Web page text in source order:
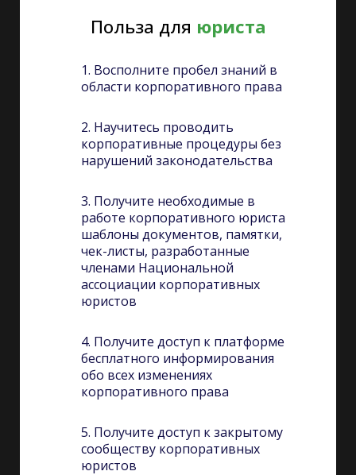
Польза для юриста
1. Восполните пробел знаний в
области корпоративного права
2. Научитесь проводить
корпоративные процедуры без
нарушений законодательства
3. Получите необходимые в
работе корпоративного юриста
шаблоны документов, памятки,
чек-листы, разработанные
членами Национальной
ассоциации корпоративных
юристов
4. Получите доступ к платформе
бесплатного информирования
обо всех изменениях
корпоративного права
5. Получите доступ к закрытому
сообществу корпоративных
юристов